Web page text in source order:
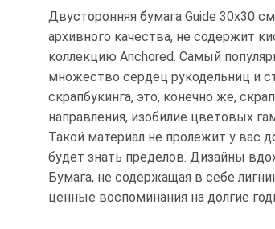
Двусторонняя бумага Guide 30х30
архивного качества, не содержит
коллекцию Anchored. Самый
множество сердец рукодельниц и
скрапбукинга, это, конечно же,
направления, изобилие цветовых
Такой материал не пролежит у вас
будет знать пределов. Дизайны
Бумага, не содержащая в себе
ценные воспоминания на долгие